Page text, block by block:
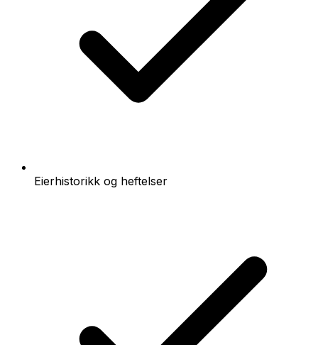
Eierhistorikk og heftelser